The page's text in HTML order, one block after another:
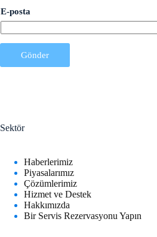
-
p
o
s
t
E-posta
Gönder
Sektör
Haberlerimiz
Piyasalarımız
Çözümlerimiz
Hizmet ve Destek
Hakkımızda
Bir Servis Rezervasyonu Yapın